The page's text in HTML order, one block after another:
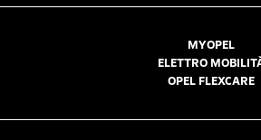
MYOPEL
ELETTRO
OPEL FLEXCARE